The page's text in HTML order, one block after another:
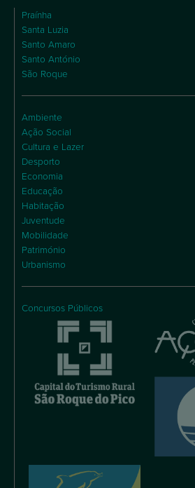
Praínha
Santa Luzia
Santo Amaro
Santo António
São Roque
Ambiente
Ação Social
Cultura e Lazer
Desporto
Economia
Educação
Habitação
Juventude
Mobilidade
Património
Urbanismo
Concursos Públicos